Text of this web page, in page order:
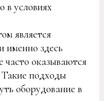
в условиях
является
именно здесь
часто оказываются
подходы
оборудование в